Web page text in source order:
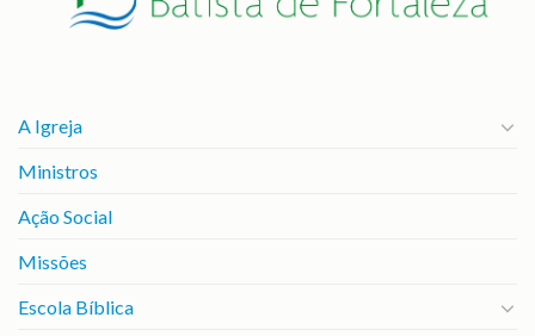
A Igreja
Ministros
Ação Social
Missões
Escola Bíblica